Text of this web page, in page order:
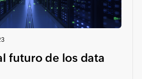
futuro de los data